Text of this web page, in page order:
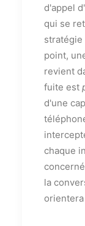
d'appel
qui se
point,
revient
fuite est
d'une
chaque
la